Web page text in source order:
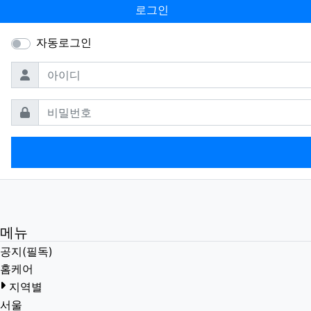
로그인
자동로그인
아이디
필수
비밀번호필수
메뉴
공지(필독)
홈케어
지역별
서울